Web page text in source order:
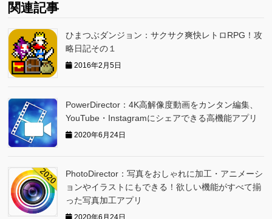
関連記事
ひまつぶダンジョン：サクサク爽快レトロRPG！攻
略日記その１
2016年2月5日
PowerDirector：4K高解像度動画をカンタン編集、
YouTube・Instagramにシェアできる高機能アプリ
2020年6月24日
PhotoDirector：写真をおしゃれに加工・アニメーシ
ョンやイラストにもできる！欲しい機能がすべて揃
った写真加工アプリ
2020年6月24日